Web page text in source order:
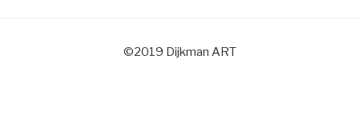
©2019 Dijkman ART